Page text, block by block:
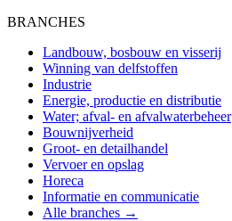
BRANCHES
Landbouw, bosbouw en visserij
Winning van delfstoffen
Industrie
Energie, productie en distributie
Water; afval- en afvalwaterbeheer
Bouwnijverheid
Groot- en detailhandel
Vervoer en opslag
Horeca
Informatie en communicatie
Alle branches →